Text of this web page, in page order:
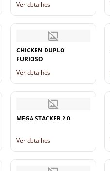
Ver detalhes
CHICKEN DUPLO
FURIOSO
Ver detalhes
MEGA STACKER 2.0
Ver detalhes